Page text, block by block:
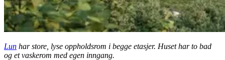
Lun har store, lyse oppholdsrom i begge etasjer. Huset har to bad
og et vaskerom med egen inngang.